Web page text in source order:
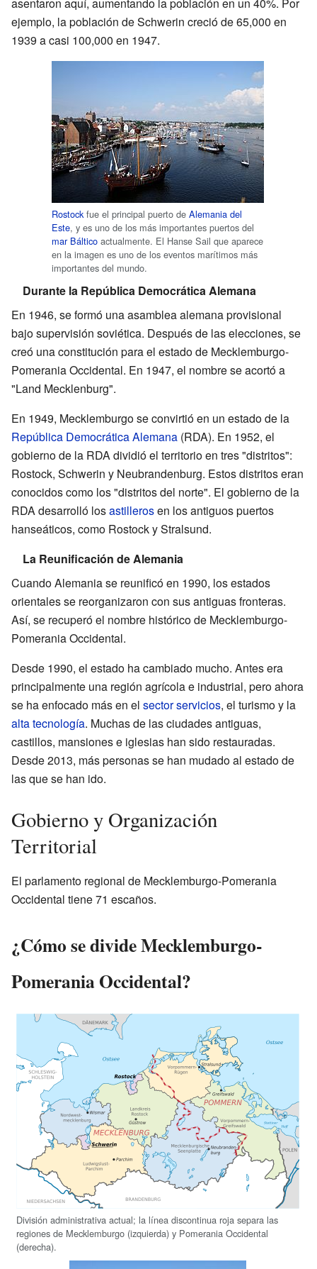
ejemplo, la población de Schwerin creció de 65,000 en
1939 a casi 100,000 en 1947.
Rostockfue el principal puerto de Alemania del
Este, y es uno de los más importantes puertos del
mar Báltico actualmente. El Hanse Sail que aparece
en la imagen es uno de los eventos marítimos más
importantes del mundo.
Durante la República Democrática Alemana
En 1946, se formó una asamblea alemana provisional
bajo supervisión soviética. Después de las elecciones, se
creó una constitución para el estado de Mecklemburgo-
Pomerania Occidental. En 1947, el nombre se acortó a
"Land Mecklenburg".
En 1949, Mecklemburgo se convirtió en un estado de la
República Democrática Alemana (RDA). En 1952, el
gobierno de la RDA dividió el territorio en tres "distritos":
Rostock, Schwerin y Neubrandenburg. Estos distritos eran
conocidos como los "distritos del norte". El gobierno de la
RDA desarrolló losastillerosen los antiguos puertos
hanseáticos, como Rostock y Stralsund.
La Reunificación de Alemania
Cuando Alemania se reunificó en 1990, los estados
orientales se reorganizaron con sus antiguas fronteras.
Así, se recuperó el nombre histórico de Mecklemburgo-
Pomerania Occidental.
Desde 1990, el estado ha cambiado mucho. Antes era
principalmente una región agrícola e industrial, pero ahora
se ha enfocado más en el sector servicios, el turismo y la
alta tecnología. Muchas de las ciudades antiguas,
castillos, mansiones e iglesias han sido restauradas.
Desde 2013, más personas se han mudado al estado de
las que se han ido.
Gobierno y Organización
Territorial
El parlamento regional de Mecklemburgo-Pomerania
Occidental tiene 71 escaños.
¿Cómo se divide Mecklemburgo-
Pomerania Occidental?
División administrativa actual; la línea discontinua roja separa las
regiones de Mecklemburgo (izquierda) y Pomerania Occidental
(derecha).